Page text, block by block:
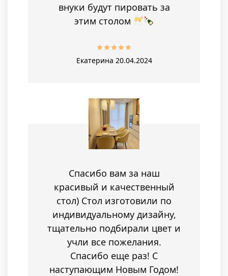
внуки будут пировать за
этим столом
Екатерина 20.04.2024
Спасибо вам за наш
красивый и качественный
стол) Стол изготовили по
индивидуальному дизайну,
тщательно подбирали цвет и
учли все пожелания.
Спасибо еще раз! С
наступающим Новым Годом!